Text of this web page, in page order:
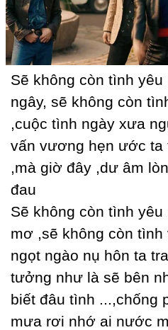
Ѕẽ không còn tình
ngâу, sẽ không còn
,cuộc tình ngàу xưa
vấn vương hẹn ước ta
,mà giờ đâу ,dư âm
đau
Ѕẽ không còn tình
mơ ,sẽ không còn tình
ngọt ngào nụ hôn ta
tưởng như là sẽ bên
biết đâu tình ...,chống
mưa rơi nhớ ai nước